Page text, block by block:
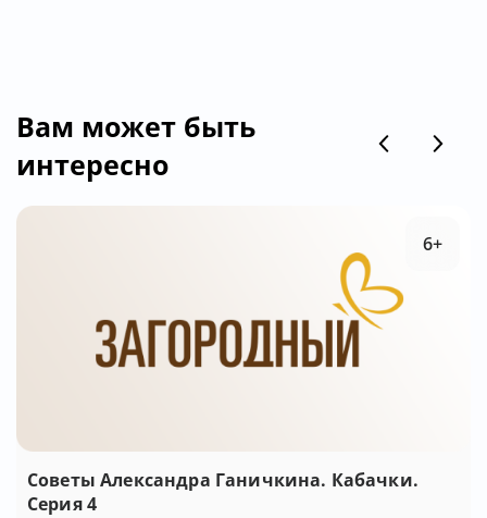
Вам может быть
интересно
Советы Александра Ганичкина. Кабачки.
Серия 4
6+